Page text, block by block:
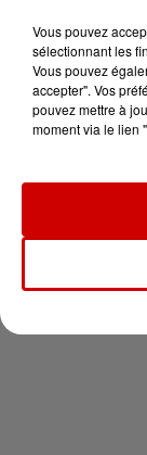
Vous pouvez
sélectionnant les
Vous pouvez
accepter". Vos
pouvez mettre à
moment via le lien